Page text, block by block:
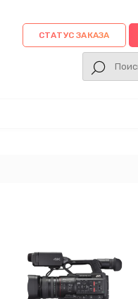
СТАТУС ЗАКАЗА